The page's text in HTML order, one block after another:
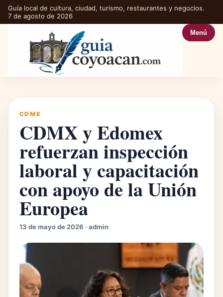
Guía local de cultura, ciudad, turismo, restaurantes y negocios.
7 de agosto de 2026
Menú
CDMX
CDMX y Edomex
refuerzan inspección
laboral y capacitación
con apoyo de la Unión
Europea
13 de mayo de 2026 · admin